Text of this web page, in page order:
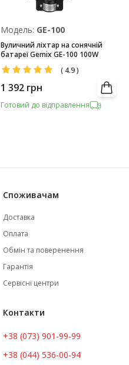
Модель: GE-100
Вуличний ліхтар на сонячній
батареї Gemix GE-100 100W
( 4.9)
1 392 грн
Готовий до відправлення
Споживачам
Доставка
Оплата
Обмін та поверенення
Гарантія
Сервісні центри
Контакти
+38 (073) 901-99-99
+38 (044) 536-00-94